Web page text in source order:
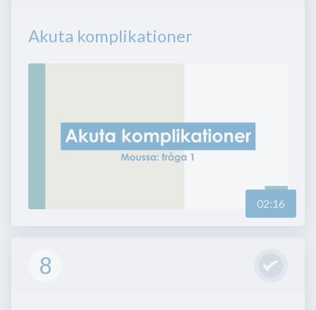
Akuta komplikationer
02:16
8